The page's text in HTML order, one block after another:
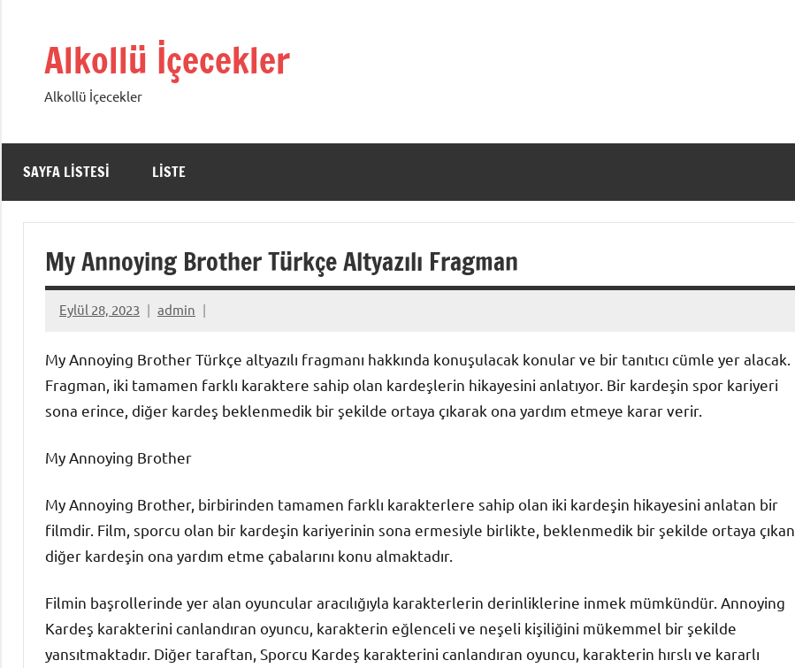
Alkollü İçecekler
Alkollü İçecekler
SAYFA LISTESI LISTE
My Annoying Brother Türkçe Altyazılı Fragman
Eylül 28, 2023 admin
My Annoying Brother Türkçe altyazılı fragmanı hakkında konuşulacak konular ve bir tanıtıcı cümle yer alacak.
Fragman, iki tamamen farklı karaktere sahip olan kardeşlerin hikayesini anlatıyor. Bir kardeşin spor kariyeri
sona erince, diğer kardeş beklenmedik bir şekilde ortaya çıkarak ona yardım etmeye karar verir.
My Annoying Brother
My Annoying Brother, birbirinden tamamen farklı karakterlere sahip olan iki kardeşin hikayesini anlatan bir
filmdir. Film, sporcu olan bir kardeşin kariyerinin sona ermesiyle birlikte, beklenmedik bir şekilde ortaya çıkan
diğer kardeşin ona yardım etme çabalarını konu almaktadır.
Filmin başrollerinde yer alan oyuncular aracılığıyla karakterlerin derinliklerine inmek mümkündür. Annoying
Kardeş karakterini canlandıran oyuncu, karakterin eğlenceli ve neşeli kişiliğini mükemmel bir şekilde
yansıtmaktadır. Diğer taraftan, Sporcu Kardeş karakterini canlandıran oyuncu, karakterin hırslı ve kararlı